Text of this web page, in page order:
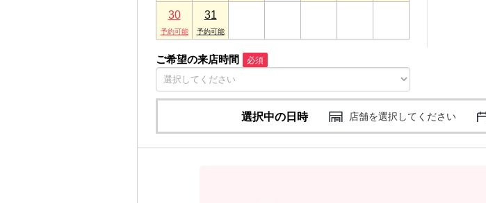
30 31
ご希望の来店時間 必須
選択中の日時 店舗を選択してください